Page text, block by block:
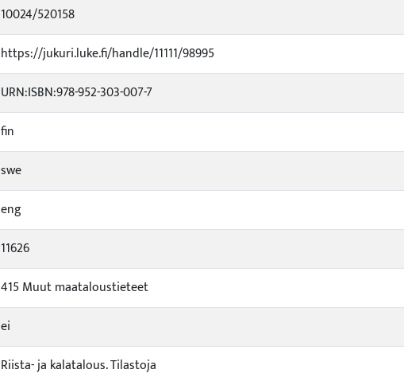
10024/520158
https://jukuri.luke.fi/handle/11111/98995
URN:ISBN:978-952-303-007-7
fin
swe
eng
11626
415 Muut maataloustieteet
ei
Riista- ja kalatalous. Tilastoja